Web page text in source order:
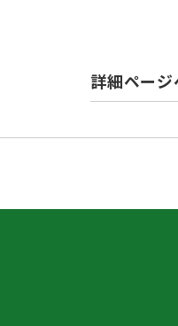
詳細ページ